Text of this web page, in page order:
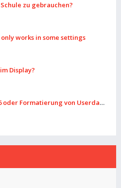
zu gebrauchen?
works in some settings
Display?
oder Formatierung von Userdata